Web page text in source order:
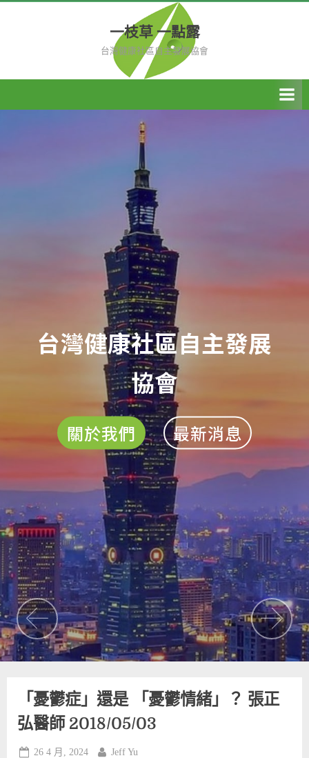
一枝草 一點露
台灣健康社區自主發展協會
「憂鬱症」還是 「憂鬱情緒」？ 張正
弘醫師 2018/05/03
Posted
26 4 月, 2024 By
Jeff Yu